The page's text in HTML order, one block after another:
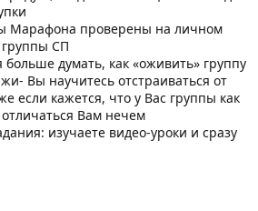
Марафона проверены на личном
СП
думать, как «оживить» группу
Вы научитесь отстраиваться от
если кажется, что у Вас группы как
Вам нечем
изучаете видео-уроки и сразу